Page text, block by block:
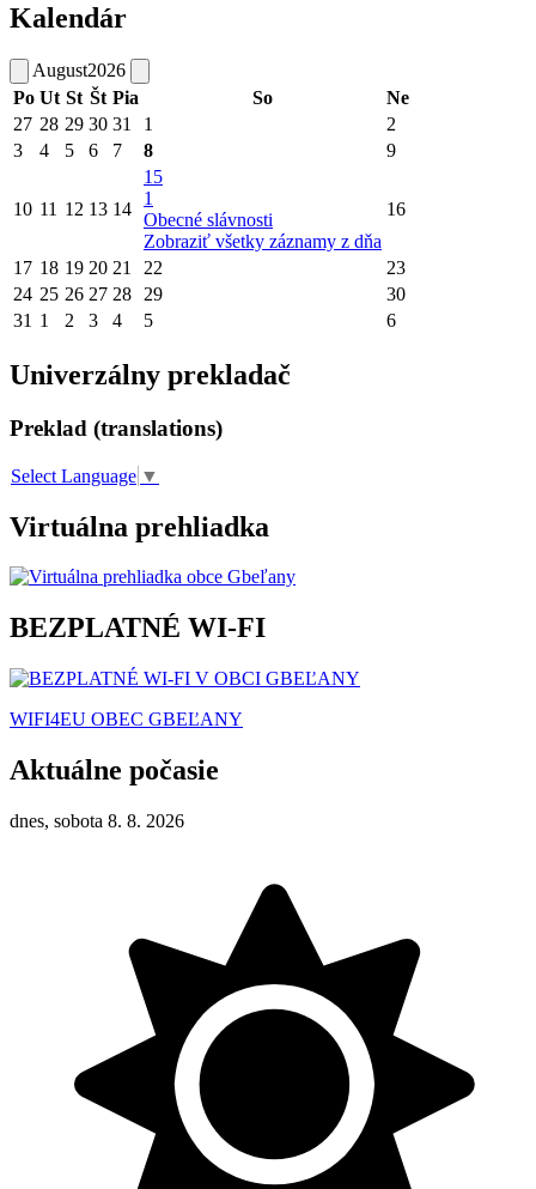
Kalendár
August2026
Po Ut St Št Pia So
Ne
27 28 29 30 31 1
2
3
4 5 6 7 8 9
10 11 12 13 14
15
1
Obecné slávnosti
Zobraziť všetky záznamy z dňa
16
17 18 19 20 21 22
23
24 25 26 27 28 29
30
31 1 2 3 4 5 6
Univerzálny prekladač
Preklad (translations)
Select Language ▼
Virtuálna prehliadka
BEZPLATNÉ WI-FI
WIFI4EU OBEC GBEĽANY
Aktuálne počasie
dnes, sobota 8. 8. 2026